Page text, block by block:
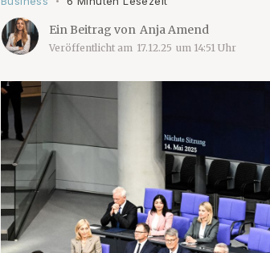
Ein Beitrag von Anja Amend
Veröffentlicht am 17.12.25 um 14:51 Uhr